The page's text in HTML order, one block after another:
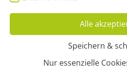
Alle
Speichern &
Nur essenzielle
Kunden werben Kunden